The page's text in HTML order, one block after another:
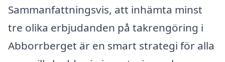
Sammanfattningsvis, att inhämta minst
tre olika erbjudanden på takrengöring i
Abborrberget är en smart strategi för alla